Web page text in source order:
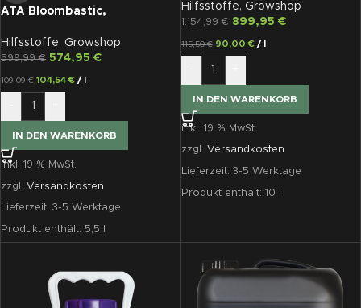
ATA Bloombastic,
Hilfsstoffe, Growshop
599,99€ 574,95 €
109,09€ 104,54€ /
IN DEN WARENKORB
inkl. 19 % MwSt.
zzgl. Versandkosten
Lieferzeit: 3-5 Werktage
Produkt enthält: 5,5
Hilfsstoffe, Growshop
1.154,99€ 899,95 €
115,50€ 90,00€/
IN DEN WARENKORB
inkl. 19 % MwSt.
zzgl. Versandkosten
Lieferzeit: 3-5 Werktage
Produkt enthält: 10